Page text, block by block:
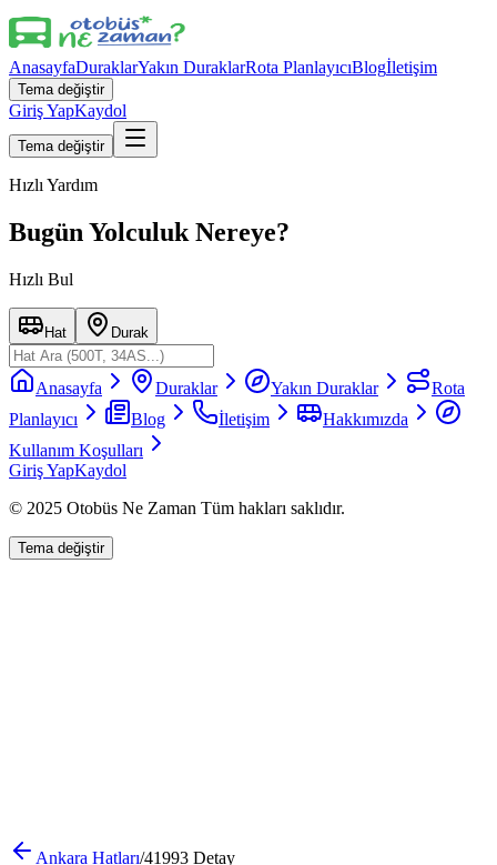
AnasayfaDuraklarYakın DuraklarRota PlanlayıcıBlogİletişim
Tema değiştir
Giriş YapKaydol
Tema değiştir
Hızlı Yardım
Bugün Yolculuk Nereye?
Hızlı Bul
Hat Durak
Anasayfa Duraklar Yakın Duraklar
Rota
Planlayıcı
Blog İletişim
Hakkımızda
Kullanım Koşulları
Giriş YapKaydol
© 2025 Otobüs Ne Zaman Tüm hakları saklıdır.
Tema değiştir
Ankara Hatları/41993 Detay